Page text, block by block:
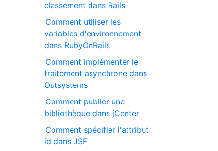
classement dans Rails
Comment utiliser les
variables d'environnement
dans RubyOnRails
Comment implémenter le
traitement asynchrone dans
Outsystems
Comment publier une
bibliothèque dans jCenter
Comment spécifier l'attribut
id dans JSF